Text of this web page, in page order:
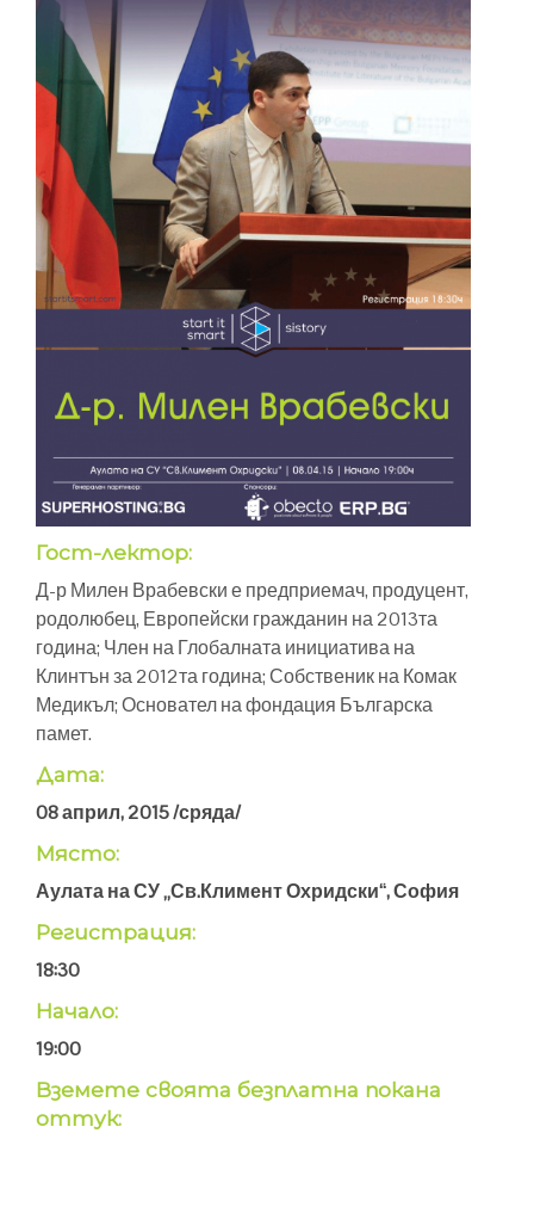
Гост-лектор:
Д-р Милен Врабевски е предприемач, продуцент,
родолюбец, Европейски гражданин на 2013та
година; Член на Глобалната инициатива на
Клинтън за 2012та година; Собственик на Комак
Медикъл; Основател на фондация Българска
памет.
Дата:
08 април, 2015 /сряда/
Място:
Аулата на СУ „Св.Климент Охридски“, София
Регистрация:
18:30
Начало:
19:00
Вземете своята безплатна покана
оттук: